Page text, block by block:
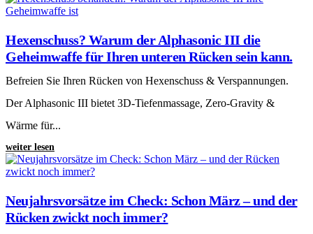
Hexenschuss? Warum der Alphasonic III die
Geheimwaffe für Ihren unteren Rücken sein kann.
Befreien Sie Ihren Rücken von Hexenschuss & Verspannungen.
Der Alphasonic III bietet 3D-Tiefenmassage, Zero-Gravity &
Wärme für...
weiter lesen
Neujahrsvorsätze im Check: Schon März – und der
Rücken zwickt noch immer?